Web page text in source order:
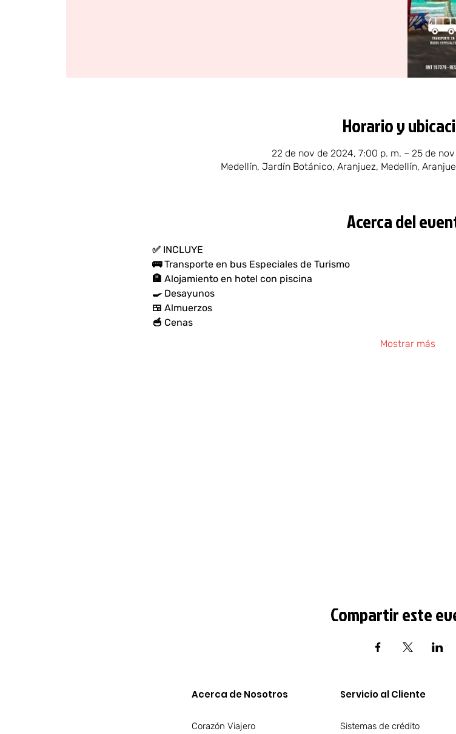
Horario y
22 de nov de 2024, 7:00 p. m. – 25 de
Medellín, Jardín Botánico, Aranjuez, Medellín,
Acerca del
✅ INCLUYE
🚌 Transporte en bus Especiales de Turismo
🏨 Alojamiento en hotel con piscina
🍳 Desayunos
🍱 Almuerzos
🥣 Cenas
Mostrar más
Compartir este
Acerca de Nosotros​
Corazón Viajero
Servicio al Cliente
Sistemas de crédito